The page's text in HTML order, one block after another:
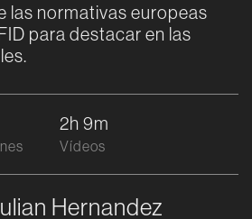
las normativas europeas
para destacar en las
2h 9m
Vídeos
Hernandez